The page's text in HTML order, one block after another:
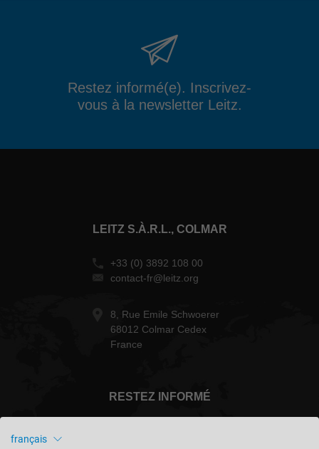
Restez informé(e). Inscrivez-
vous à la newsletter Leitz.
LEITZ S.À.R.L., COLMAR
+33 (0) 3892 108 00
contact-fr@leitz.org
8, Rue Emile Schwoerer
68012 Colmar Cedex
France
RESTEZ INFORMÉ
français